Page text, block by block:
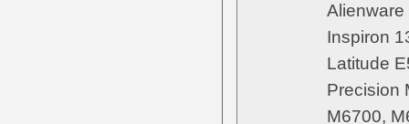
Alienware
Inspiron
Latitude
Precision
M6700,